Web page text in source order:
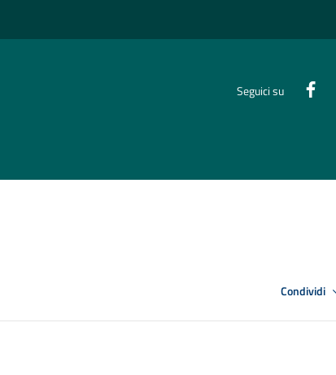
Seguici su
Condividi